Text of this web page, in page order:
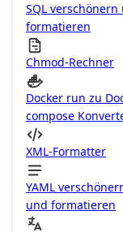
SQL verschönern
formatieren
Chmod-Rechner
Docker run zu
compose
XML-Formatter
YAML
und formatieren